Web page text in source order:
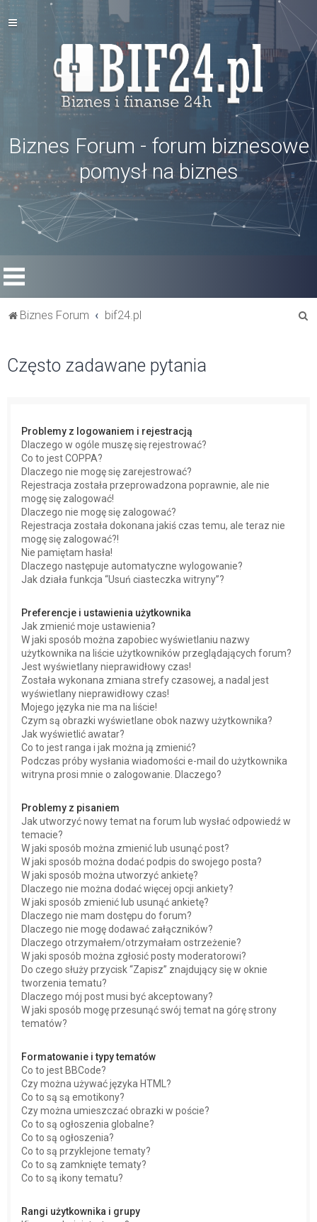
Biznes Forum - forum biznesowe
pomysł na biznes
Biznes Forum bif24.pl
Często zadawane pytania
Problemy z logowaniem i rejestracją
Dlaczego w ogóle muszę się rejestrować?
Co to jest COPPA?
Dlaczego nie mogę się zarejestrować?
Rejestracja została przeprowadzona poprawnie, ale nie
mogę się zalogować!
Dlaczego nie mogę się zalogować?
Rejestracja została dokonana jakiś czas temu, ale teraz nie
mogę się zalogować?!
Nie pamiętam hasła!
Dlaczego następuje automatyczne wylogowanie?
Jak działa funkcja “Usuń ciasteczka witryny”?
Preferencje i ustawienia użytkownika
Jak zmienić moje ustawienia?
W jaki sposób można zapobiec wyświetlaniu nazwy
użytkownika na liście użytkowników przeglądających forum?
Jest wyświetlany nieprawidłowy czas!
Została wykonana zmiana strefy czasowej, a nadal jest
wyświetlany nieprawidłowy czas!
Mojego języka nie ma na liście!
Czym są obrazki wyświetlane obok nazwy użytkownika?
Jak wyświetlić awatar?
Co to jest ranga i jak można ją zmienić?
Podczas próby wysłania wiadomości e-mail do użytkownika
witryna prosi mnie o zalogowanie. Dlaczego?
Problemy z pisaniem
Jak utworzyć nowy temat na forum lub wysłać odpowiedź w
temacie?
W jaki sposób można zmienić lub usunąć post?
W jaki sposób można dodać podpis do swojego posta?
W jaki sposób można utworzyć ankietę?
Dlaczego nie można dodać więcej opcji ankiety?
W jaki sposób zmienić lub usunąć ankietę?
Dlaczego nie mam dostępu do forum?
Dlaczego nie mogę dodawać załączników?
Dlaczego otrzymałem/otrzymałam ostrzeżenie?
W jaki sposób można zgłosić posty moderatorowi?
Do czego służy przycisk “Zapisz” znajdujący się w oknie
tworzenia tematu?
Dlaczego mój post musi być akceptowany?
W jaki sposób mogę przesunąć swój temat na górę strony
tematów?
Formatowanie i typy tematów
Co to jest BBCode?
Czy można używać języka HTML?
Co to są są emotikony?
Czy można umieszczać obrazki w poście?
Co to są ogłoszenia globalne?
Co to są ogłoszenia?
Co to są przyklejone tematy?
Co to są zamknięte tematy?
Co to są ikony tematu?
Rangi użytkownika i grupy